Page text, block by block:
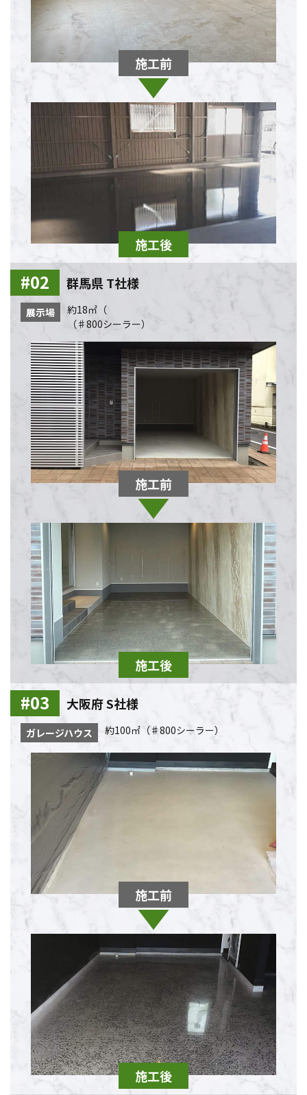
群馬県 T社様
展示場
約18㎡（
（♯800シーラー）
大阪府 S社様
ガレージハウス 約100㎡（♯800シーラー）